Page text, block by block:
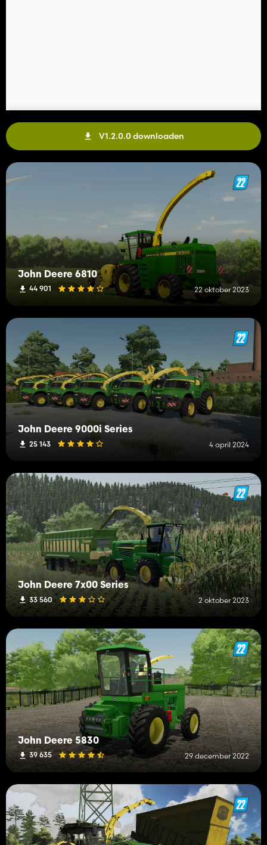
V1.2.0.0 downloaden
John Deere 6810
44 901 22 oktober 2023
John Deere 9000i Series
25 143 4 april 2024
John Deere 7x00 Series
33 560 2 oktober 2023
John Deere 5830
39 635 29 december 2022